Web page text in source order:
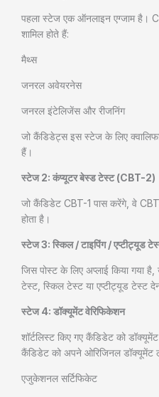
पहला स्टेज एक ऑनलाइन एग्जाम है।
शामिल होते हैं:
मैथ्स
जनरल अवेयरनेस
जनरल इंटेलिजेंस और रीजनिंग
जो कैंडिडेट्स इस स्टेज के लिए
हैं।
स्टेज 2: कंप्यूटर बेस्ड टेस्ट (CBT-2)
जो कैंडिडेट CBT-1 पास करेंगे, वे
होता है।
स्टेज 3: स्किल / टाइपिंग / एप्टीट्यूड
जिस पोस्ट के लिए अप्लाई किया गया
टेस्ट, स्किल टेस्ट या एप्टीट्यूड टेस्ट
स्टेज 4: डॉक्यूमेंट वेरिफिकेशन
शॉर्टलिस्ट किए गए कैंडिडेट को
कैंडिडेट को अपने ओरिजिनल डॉक्यूमेंट
एजुकेशनल सर्टिफिकेट